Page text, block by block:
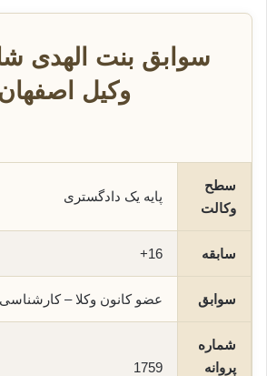
سوابق بنت الهدی
وکیل اصفهان
سطح
وکالت
پایه یک دادگستری
سابقه 16+
سوابق عضو کانون وکلا –
شماره
پروانه
1759